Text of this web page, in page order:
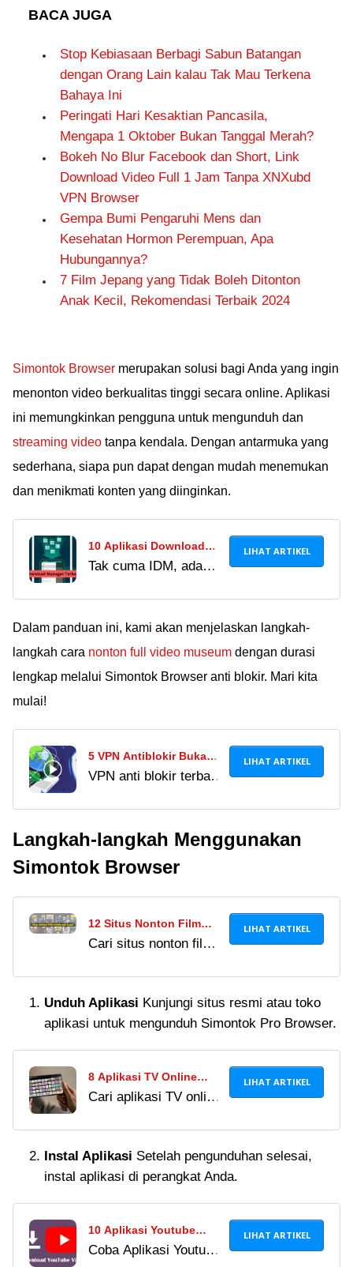
BACA JUGA
Stop Kebiasaan Berbagi Sabun Batangan
dengan Orang Lain kalau Tak Mau Terkena
Bahaya Ini
Peringati Hari Kesaktian Pancasila,
Mengapa 1 Oktober Bukan Tanggal Merah?
Bokeh No Blur Facebook dan Short, Link
Download Video Full 1 Jam Tanpa XNXubd
VPN Browser
Gempa Bumi Pengaruhi Mens dan
Kesehatan Hormon Perempuan, Apa
Hubungannya?
7 Film Jepang yang Tidak Boleh Ditonton
Anak Kecil, Rekomendasi Terbaik 2024
Simontok Browser merupakan solusi bagi Anda yang ingin
menonton video berkualitas tinggi secara online. Aplikasi
ini memungkinkan pengguna untuk mengunduh dan
streaming video tanpa kendala. Dengan antarmuka yang
sederhana, siapa pun dapat dengan mudah menemukan
dan menikmati konten yang diinginkan.
10 Aplikasi Download
Manager Terbaik Android
Tak cuma IDM, ada
Android terbaik dengan
kecepatan unduhan
kencang. Simak
LIHAT ARTIKEL
Dalam panduan ini, kami akan menjelaskan langkah-
langkah cara nonton full video museum dengan durasi
lengkap melalui Simontok Browser anti blokir. Mari kita
mulai!
5 VPN Antiblokir Buka
Situs Apapun, Download
VPN anti blokir terbaik
mudah dan cepat.
Temukan link download
VPN dan browser
antiblokir di sini!
LIHAT ARTIKEL
Langkah-langkah Menggunakan
Simontok Browser
12 Situs Nonton Film
Online Gratis, Link Legal
Cari situs nonton film
IndoXXI! Cek 15 link
streaming film terbaru,
aman, & bebas
LIHAT ARTIKEL
Unduh Aplikasi Kunjungi situs resmi atau toko
aplikasi untuk mengunduh Simontok Pro Browser.
8 Aplikasi TV Online
Terbaik Android, Legal
Cari aplikasi TV online
streaming bola kualitas
HD langsung di HP.
Cek rekomendasi
di sini!
LIHAT ARTIKEL
Instal Aplikasi Setelah pengunduhan selesai,
instal aplikasi di perangkat Anda.
10 Aplikasi Youtube
Downloader Android
Coba Aplikasi Youtube
LIHAT ARTIKEL